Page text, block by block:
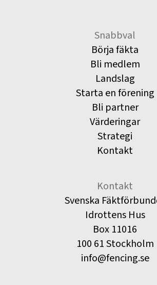
Snabbval
Börja fäkta
Bli medlem
Landslag
Starta en förening
Bli partner
Värderingar
Strategi
Kontakt
Kontakt
Svenska
Idrottens Hus
Box 11016
100 61 Stockholm
info@fencing.se